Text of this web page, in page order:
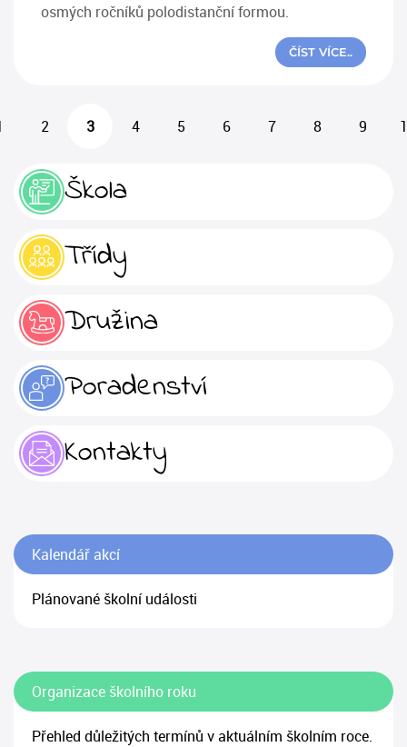
Škola
Třídy
Družina
Poradenství
Kontakty
Kalendář akcí
Plánované školní události
Organizace školního roku
Přehled důležitých termínů v aktuálním školním roce.
osmých ročníků polodistanční formou.
ČÍST VÍCE..
2 3 4 5 6 7 8 9